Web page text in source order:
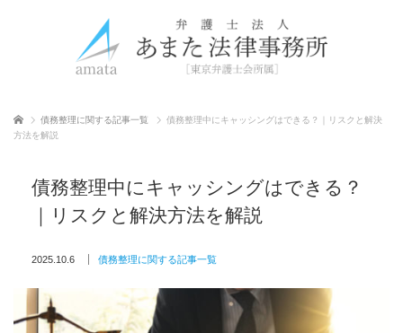
ホーム 債務整理に関する記事一覧
債務整理中にキャッシングはできる？｜リスクと解決
方法を解説
債務整理中にキャッシングはできる？
｜リスクと解決方法を解説
2025.10.6 債務整理に関する記事一覧